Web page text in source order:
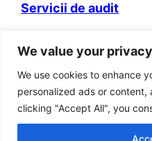
We value your privacy
We use cookies to enhance
personalized ads or
clicking "Accept All", you
Servicii de audit
Contabilitatii” sunt
autorizata
Adresa: Bucuresti,
8, Bl 31, Ap 19,
Cod fiscal